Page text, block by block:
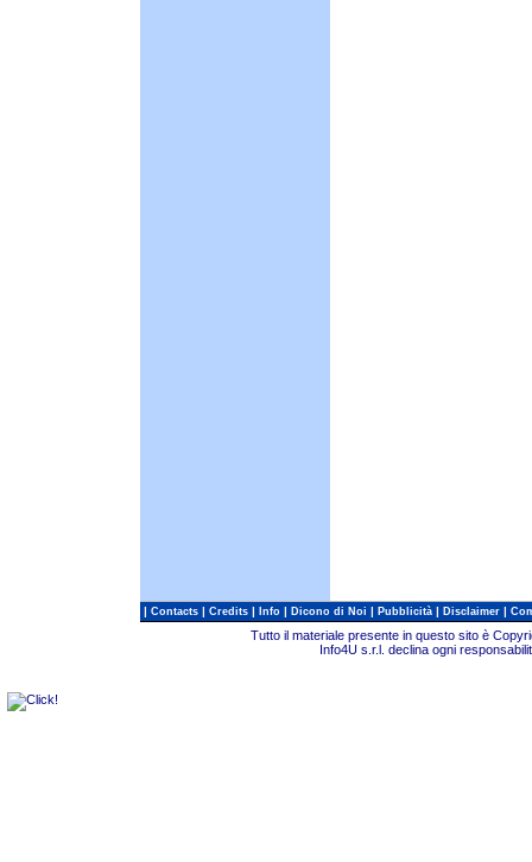
| Contacts | Credits | Info | Dicono di Noi | Pubblicità | Disclaimer |
Tutto il materiale presente in questo sito è
Info4U s.r.l. declina ogni